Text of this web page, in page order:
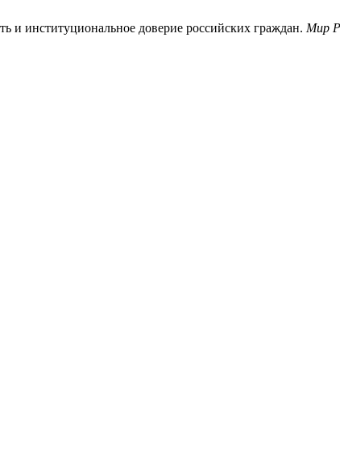
институциональное доверие российских граждан. Мир